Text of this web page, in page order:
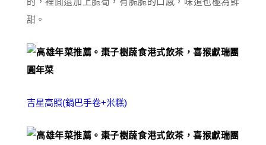
甜。
吉星高照(鍋巴手卷+米糕)